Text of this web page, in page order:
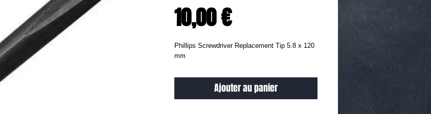
10,00 €Prix
Phillips Screwdriver Replacement Tip 5.8 x 120
mm
Ajouter au panier